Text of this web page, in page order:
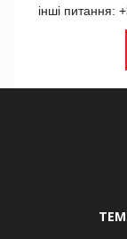
інші питання: